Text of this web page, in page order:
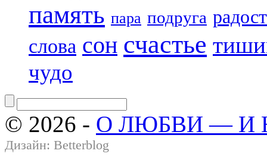
память пара подруга
слова сон счастье
чудо
© 2026 - О ЛЮБВИ — И
Дизайн: Betterblog